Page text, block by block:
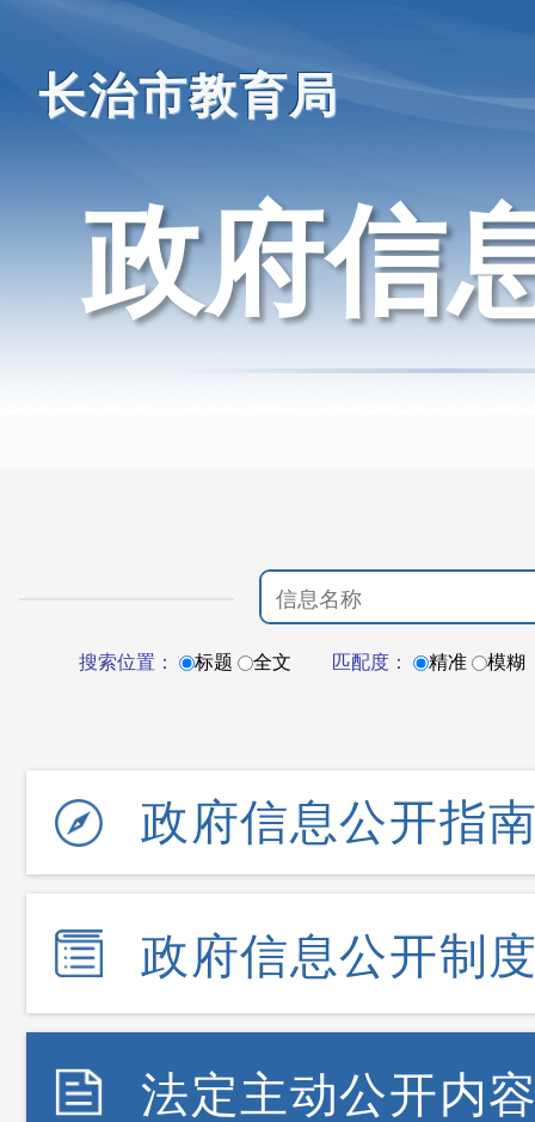
长治市教育局
政府信
搜索位置： 标题 全文 匹配度： 精准 模糊
政府信息公开指
政府信息公开制
法定主动公开内